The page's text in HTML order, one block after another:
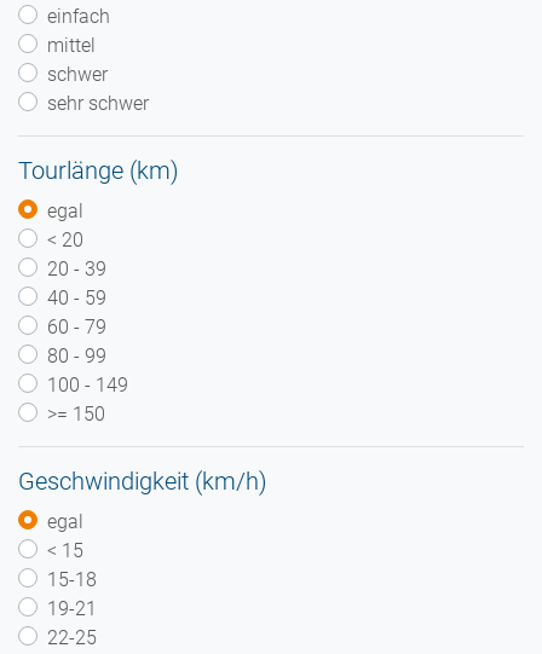
einfach
mittel
schwer
sehr schwer
Tourlänge (km)
egal
< 20
20 - 39
40 - 59
60 - 79
80 - 99
100 - 149
>= 150
Geschwindigkeit (km/h)
egal
< 15
15-18
19-21
22-25